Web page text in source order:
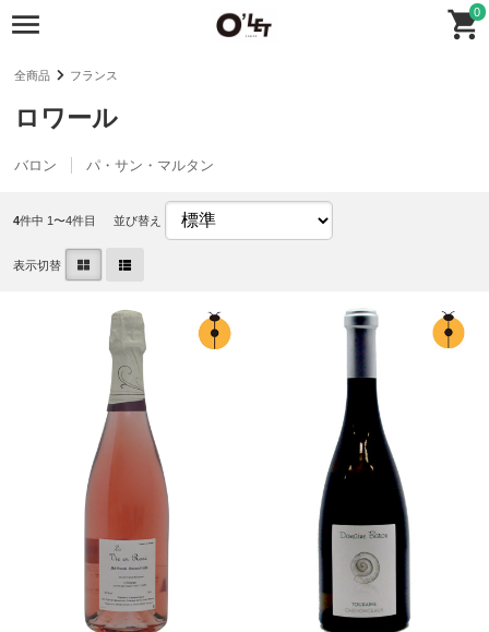
0
全商品 フランス
ロワール
バロン パ・サン・マルタン
4件中 1〜4件目 並び替え
表示切替